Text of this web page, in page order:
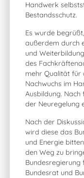
Handwerk
Bestandsschutz.
Es wurde
außerdem durch
und
des
mehr Qualität für
Nachwuchs im
Ausbildung.
der Neuregelung
Nach der
wird diese das
und Energie
den Weg zu
Bundesregierung
Bundesrat und